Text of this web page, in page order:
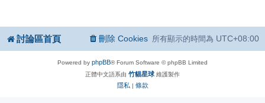
討論區首頁 所有顯示的時間為 UTC+08:00
刪除 Cookies
Powered by phpBB® Forum Software © phpBB Limited
正體中文語系由 竹貓星球 維護製作
隱私 | 條款